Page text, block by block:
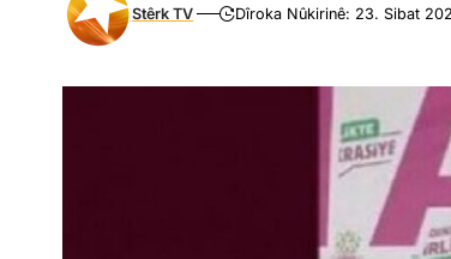
Stêrk TV Dîroka Nûkirinê: 23. Sibat